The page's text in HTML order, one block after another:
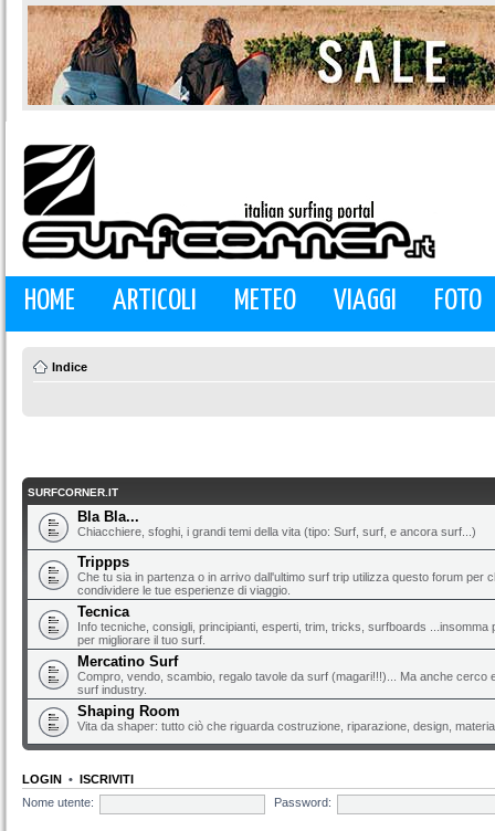
HOME ARTICOLI METEO VIAGGI FOTO
Indice
SURFCORNER.IT
Bla Bla...
Chiacchiere, sfoghi, i grandi temi della vita (tipo: Surf, surf, e ancora surf...)
Trippps
Che tu sia in partenza o in arrivo dall'ultimo surf trip utilizza questo forum per
condividere le tue esperienze di viaggio.
Tecnica
Info tecniche, consigli, principianti, esperti, trim, tricks, surfboards ...insomma
per migliorare il tuo surf.
Mercatino Surf
Compro, vendo, scambio, regalo tavole da surf (magari!!!)... Ma anche cerco
surf industry.
Shaping Room
Vita da shaper: tutto ciò che riguarda costruzione, riparazione, design,
LOGIN • ISCRIVITI
Nome utente:
Password: